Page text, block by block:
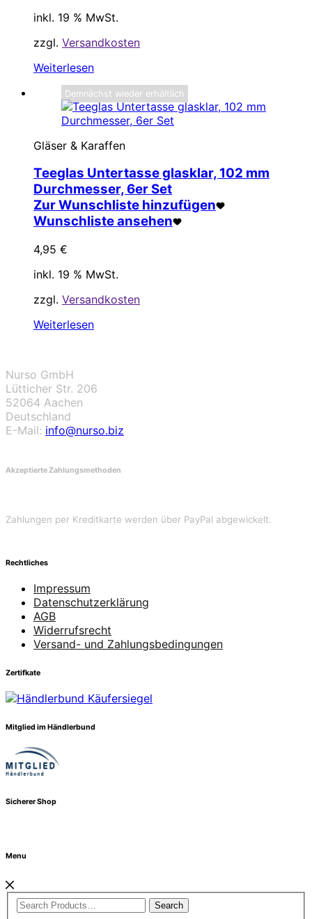
inkl. 19 % MwSt.
zzgl. Versandkosten
Weiterlesen
Demnächst wieder erhältlich
Gläser & Karaffen
Teeglas Untertasse glasklar, 102 mm
Durchmesser, 6er Set
Zur Wunschliste hinzufügen
Wunschliste ansehen
4,95 €
inkl. 19 % MwSt.
zzgl. Versandkosten
Weiterlesen
Nurso GmbH
Lütticher Str. 206
52064 Aachen
Deutschland
E-Mail: info@nurso.biz
Akzeptierte Zahlungsmethoden
Zahlungen per Kreditkarte werden über PayPal abgewickelt.
Rechtliches
Impressum
Datenschutzerklärung
AGB
Widerrufsrecht
Versand- und Zahlungsbedingungen
Zertifkate
Mitglied im Händlerbund
Sicherer Shop
Menu
Search